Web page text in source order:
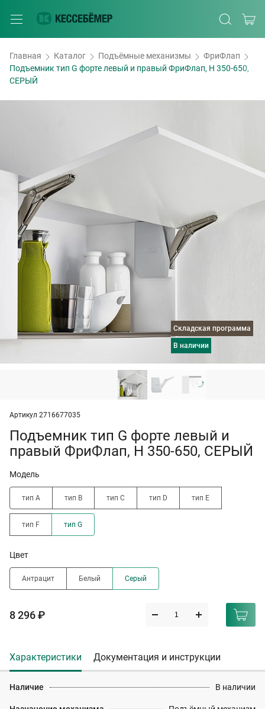
Главная Каталог Подъёмные механизмы
ФриФлап
Подъемник тип G форте левый и правый ФриФлап, H 350-650,
СЕРЫЙ
Складская программа
в наличии
Артикул 2716677035
Подъемник тип G форте левый и
правый ФриФлап, H 350-650, СЕРЫЙ
Модель
тип A тип B тип C тип D тип E
тип F тип G
Цвет
Антрацит Белый Серый
8 296 ₽
Характеристики Документация и инструкции
Наличие В наличии